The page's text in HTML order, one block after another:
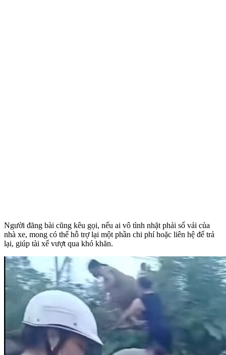
Người đăng bài cũng kêu gọi, nếu ai vô tình nhặt phải số vải của
nhà xe, mong có thể hỗ trợ lại một phần chi phí hoặc liên hệ để trả
lại, giúp tài xế vượt qua khó khăn.